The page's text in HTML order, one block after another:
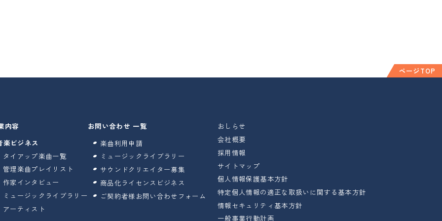
ページTOP
内容
楽ビジネス
タイアップ楽曲一覧
管理楽曲プレイリスト
作家インタビュー
ミュージックライブラリー
アーティスト
お問い合わせ 一覧
楽曲利用申請
ミュージックライブラリー
サウンドクリエイター募集
商品化ライセンスビジネス
ご契約者様お問い合わせフォーム
おしらせ
会社概要
採用情報
サイトマップ
個人情報保護基本方針
特定個人情報の適正な取扱いに関する基本方針
情報セキュリティ基本方針
一般事業行動計画